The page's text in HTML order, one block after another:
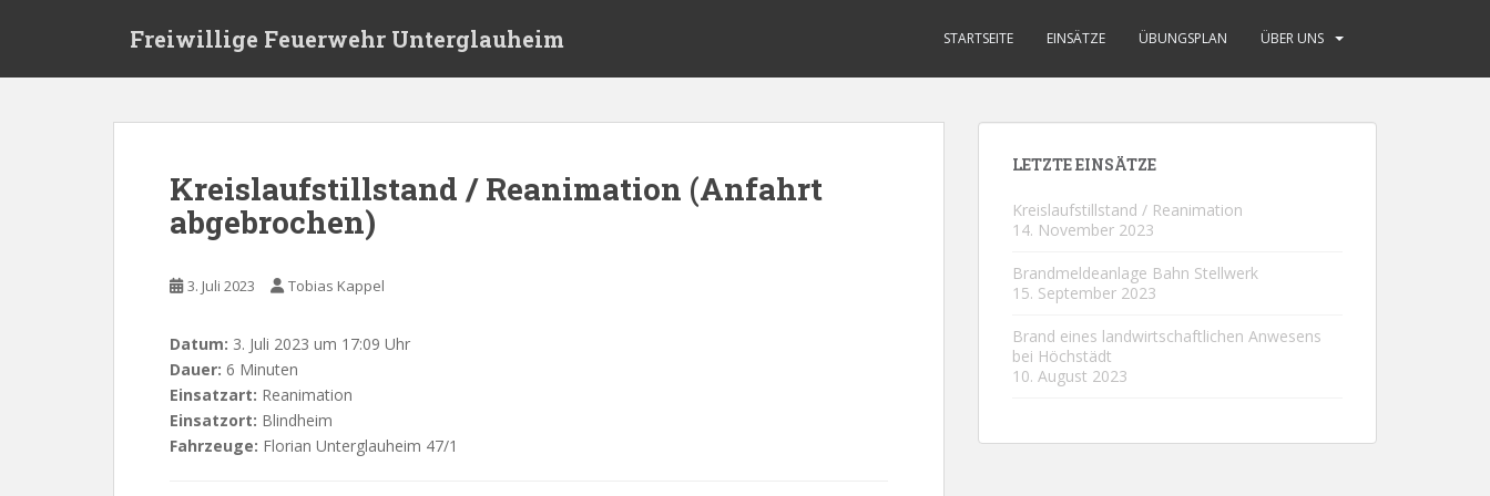
Freiwillige Feuerwehr Unterglauheim STARTSEITE EINSÄTZE ÜBUNGSPLAN ÜBER UNS
Kreislaufstillstand / Reanimation (Anfahrt
abgebrochen)
3. Juli 2023 Tobias Kappel
Datum: 3. Juli 2023 um 17:09 Uhr
Dauer: 6 Minuten
Einsatzart: Reanimation
Einsatzort: Blindheim
Fahrzeuge: Florian Unterglauheim 47/1
LETZTE EINSÄTZE
Kreislaufstillstand / Reanimation
14. November 2023
Brandmeldeanlage Bahn Stellwerk
15. September 2023
Brand eines landwirtschaftlichen Anwesens
bei Höchstädt
10. August 2023